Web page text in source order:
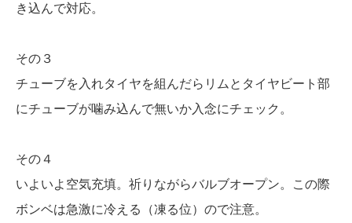
き込んで対応。
その３
チューブを入れタイヤを組んだらリムとタイヤビート部
にチューブが噛み込んで無いか入念にチェック。
その４
いよいよ空気充填。祈りながらバルブオープン。この際
ボンベは急激に冷える（凍る位）ので注意。